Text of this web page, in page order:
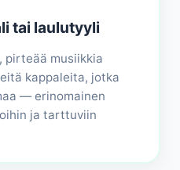
tai laulutyyli
pirteää musiikkia
kappaleita, jotka
— erinomainen
ja tarttuviin